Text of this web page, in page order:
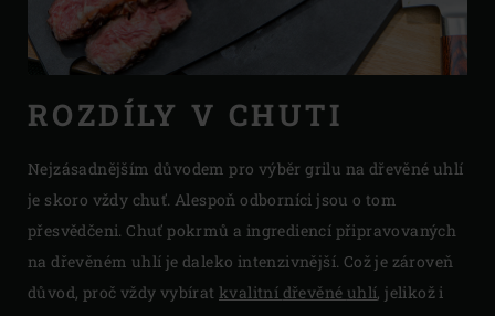
ROZDÍLY V CHUTI
Nejzásadnějším důvodem pro výběr grilu na dřevěné uhlí
je skoro vždy chuť. Alespoň odborníci jsou o tom
přesvědčeni. Chuť pokrmů a ingrediencí připravovaných
na dřevěném uhlí je daleko intenzivnější. Což je zároveň
důvod, proč vždy vybírat kvalitní dřevěné uhlí, jelikož i